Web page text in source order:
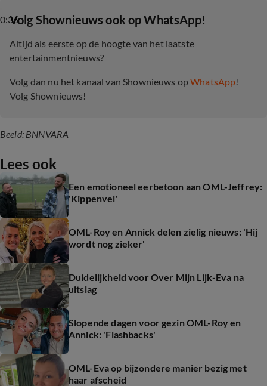
0:36‎Volg Shownieuws ook op WhatsApp!
Altijd als eerste op de hoogte van het laatste
entertainmentnieuws?
Volg dan nu het kanaal van Shownieuws opWhatsApp!
Volg Shownieuws!
Beeld: BNNVARA
Lees ook
Een emotioneel eerbetoon aan OML-Jeffrey:
'Kippenvel'
OML-Roy en Annick delen zielig nieuws: 'Hij
wordt nog zieker'
Duidelijkheid voor Over Mijn Lijk-Eva na
uitslag
Slopende dagen voor gezin OML-Roy en
Annick: 'Flashbacks'
OML-Eva op bijzondere manier bezig met
haar afscheid